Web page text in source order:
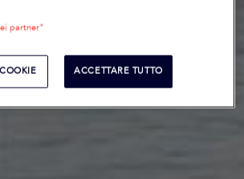
partner"
ACCETTARE TUTTO